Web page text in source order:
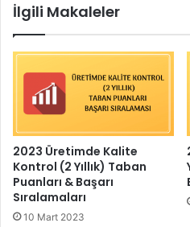
İlgili Makaleler
2023 Üretimde Kalite
Kontrol (2 Yıllık) Taban
Puanları & Başarı
Sıralamaları
10 Mart 2023